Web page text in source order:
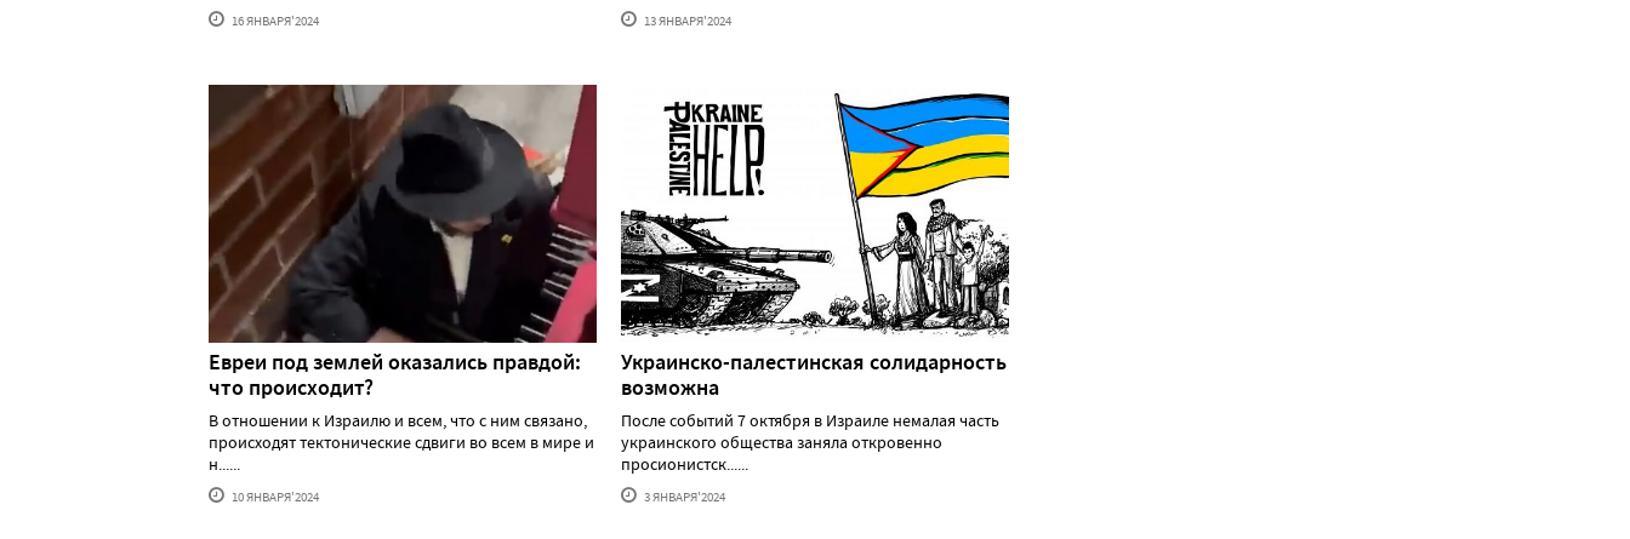
16 ЯНВАРЯ'2024 13 ЯНВАРЯ'2024
Евреи под землей оказались правдой:
что происходит?
В отношении к Израилю и всем, что с ним связано,
происходят тектонические сдвиги во всем в мире и
н......
10 ЯНВАРЯ'2024
Украинско-палестинская солидарность
возможна
После событий 7 октября в Израиле немалая часть
украинского общества заняла откровенно
просионистск......
3 ЯНВАРЯ'2024